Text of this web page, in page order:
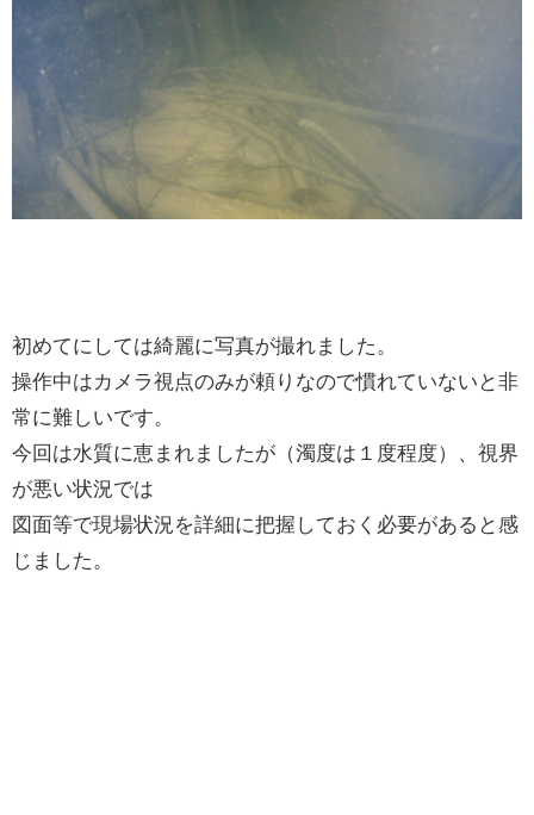
初めてにしては綺麗に写真が撮れました。
操作中はカメラ視点のみが頼りなので慣れていないと非
常に難しいです。
今回は水質に恵まれましたが（濁度は１度程度）、視界
が悪い状況では
図面等で現場状況を詳細に把握しておく必要があると感
じました。